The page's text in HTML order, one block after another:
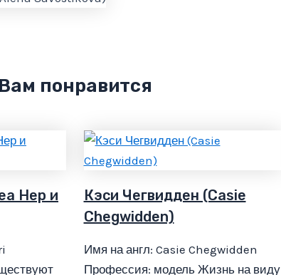
Вам понравится
Нер и
Кэси Чегвидден (Casie
Chegwidden)
Имя на англ: Casie Chegwidden
Профессия: модель Жизнь на виду